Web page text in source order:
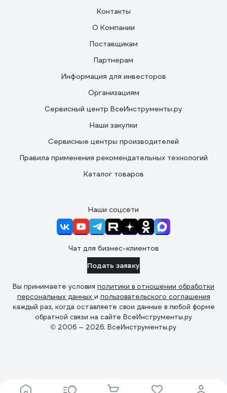
Контакты
О Компании
Поставщикам
Партнерам
Информация для инвесторов
Организациям
Сервисный центр ВсеИнструменты.ру
Наши закупки
Сервисные центры производителей
Правила применения рекомендательных технологий
Каталог товаров
Наши соцсети
Чат для бизнес-клиентов
Подать заявку
Вы принимаете условия политики в отношении обработки
персональных данных и пользовательского соглашения
каждый раз, когда оставляете свои данные в любой форме
обратной связи на сайте ВсеИнструменты.ру
© 2006 — 2026. ВсеИнструменты.ру